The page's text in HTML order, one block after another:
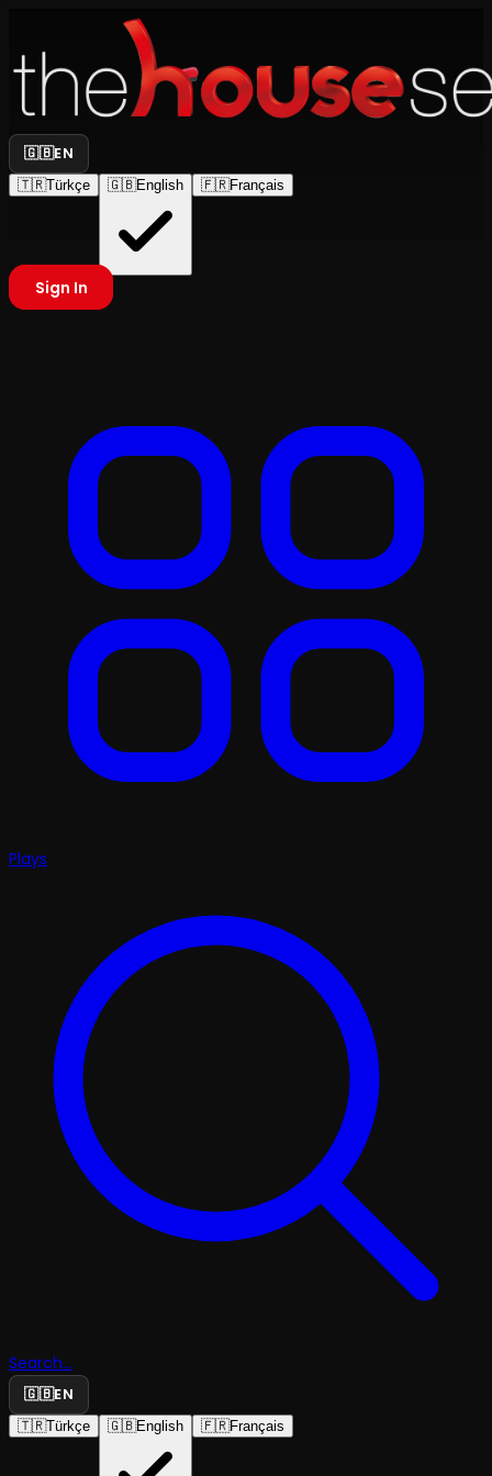
🇬🇧EN
🇹🇷Türkçe 🇬🇧English 🇫🇷Français
Sign In
Plays
Search...
🇬🇧EN
🇹🇷Türkçe 🇬🇧English 🇫🇷Français